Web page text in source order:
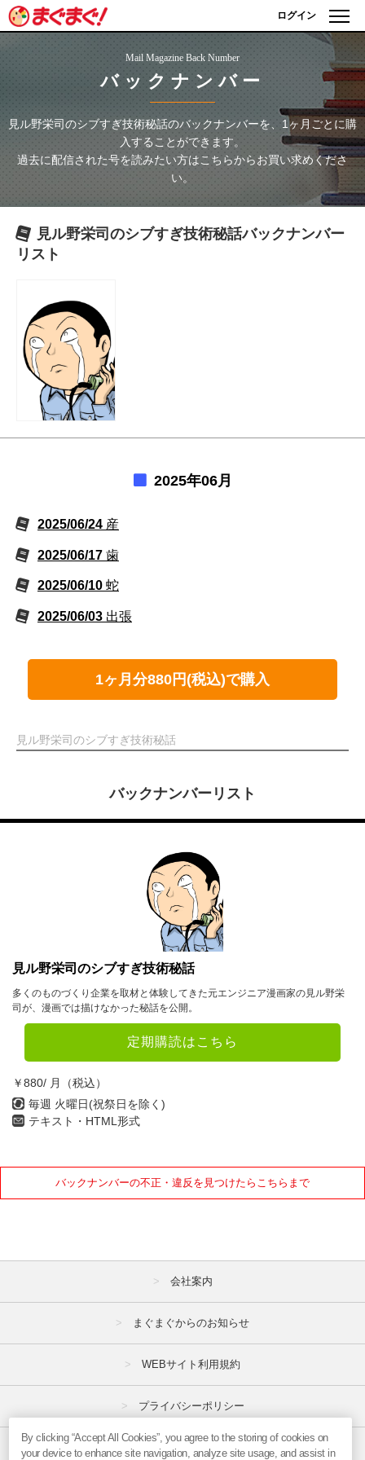
ログイン
Mail Magazine Back Number
バックナンバー
見ル野栄司のシブすぎ技術秘話のバックナンバーを、1ヶ月ごとに購
入することができます。
過去に配信された号を読みたい方はこちらからお買い求めくださ
い。
見ル野栄司のシブすぎ技術秘話バックナンバー
リスト
2025年06月
2025/06/24 産
2025/06/17 歯
2025/06/10 蛇
2025/06/03 出張
1ヶ月分880円(税込)で購入
見ル野栄司のシブすぎ技術秘話
バックナンバーリスト
見ル野栄司のシブすぎ技術秘話
多くのものづくり企業を取材と体験してきた元エンジニア漫画家の見ル野栄
司が、漫画では描けなかった秘話を公開。
定期購読はこちら
￥880/ 月（税込）
毎週 火曜日(祝祭日を除く)
テキスト・HTML形式
バックナンバーの不正・違反を見つけたらこちらまで
会社案内
まぐまぐからのお知らせ
WEBサイト利用規約
プライバシーポリシー
特定商取引法
By clicking “Accept All Cookies”, you agree to the storing of cookies on
your device to enhance site navigation, analyze site usage, and assist in